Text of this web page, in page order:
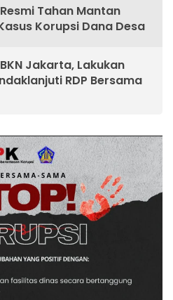
Tahan Mantan
Korupsi Dana Desa
BKN Jakarta, Lakukan
RDP Bersama